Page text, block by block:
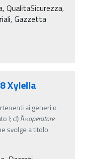
QualitaSicurezza,
Gazzetta
Xylella
ai generi o
I; d) Â«operatore
svolge a titolo